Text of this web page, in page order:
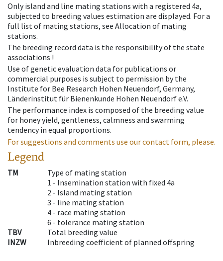
Only island and line mating stations with a registered 4a,
subjected to breeding values estimation are displayed. For a
full list of mating stations, see Allocation of mating
stations.
The breeding record data is the responsibility of the state
associations !
Use of genetic evaluation data for publications or
commercial purposes is subject to permission by the
Institute for Bee Research Hohen Neuendorf, Germany,
Länderinstitut für Bienenkunde Hohen Neuendorf e.V.
The performance index is composed of the breeding value
for honey yield, gentleness, calmness and swarming
tendency in equal proportions.
For suggestions and comments use our contact form, please.
Legend
TM
Type of mating station
1 - Insemination station with fixed 4a
2 - Island mating station
3 - line mating station
4 - race mating station
6 - tolerance mating station
TBV
Total breeding value
INZW
Inbreeding coefficient of planned offspring